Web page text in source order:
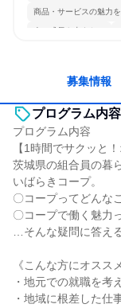
商品・サービスの魅力
人の成長を支えたい
募集情報
プログラム内容
プログラム内容
【1時間でサクッと
茨城県の組合員の暮
いばらきコープ。
〇コープってどんな
〇コープで働く魅力
…そんな疑問に答え
《こんな方にオスス
・地元での就職を考
・地域に根差した仕